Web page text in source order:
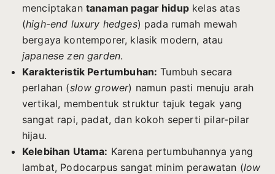
menciptakan tanaman pagar hidupkelas atas
(high-end luxury hedges) pada rumah mewah
bergaya kontemporer, klasik modern, atau
japanese zen garden.
Karakteristik Pertumbuhan: Tumbuh secara
perlahan (slow grower) namun pasti menuju arah
vertikal, membentuk struktur tajuk tegak yang
sangat rapi, padat, dan kokoh seperti pilar-pilar
hijau.
Kelebihan Utama: Karena pertumbuhannya yang
lambat, Podocarpus sangat minim perawatan (low